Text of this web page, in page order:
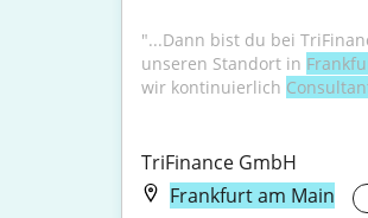
"...Dann bist du bei
unseren Standort in
wir kontinuierlich
TriFinance GmbH
Frankfurt am Main